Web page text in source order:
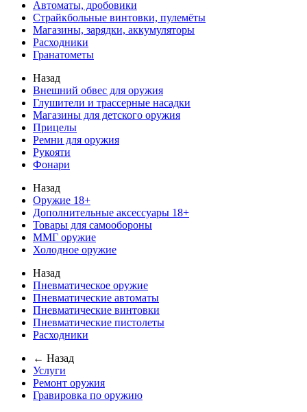
Автоматы, дробовики
Страйкбольные винтовки, пулемёты
Магазины, зарядки, аккумуляторы
Расходники
Гранатометы
Назад
Внешний обвес для оружия
Глушители и трассерные насадки
Магазины для детского оружия
Прицелы
Ремни для оружия
Рукояти
Фонари
Назад
Оружие 18+
Дополнительные аксессуары 18+
Товары для самообороны
ММГ оружие
Холодное оружие
Назад
Пневматическое оружие
Пневматические автоматы
Пневматические винтовки
Пневматические пистолеты
Расходники
← Назад
Услуги
Ремонт оружия
Гравировка по оружию